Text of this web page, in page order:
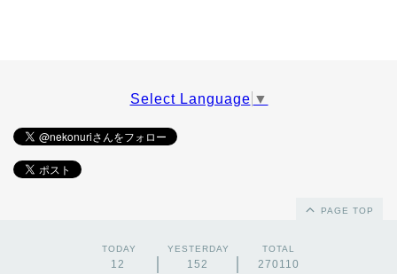
Select Language ▼
PAGE TOP
TODAY
12
YESTERDAY
152
TOTAL
270110